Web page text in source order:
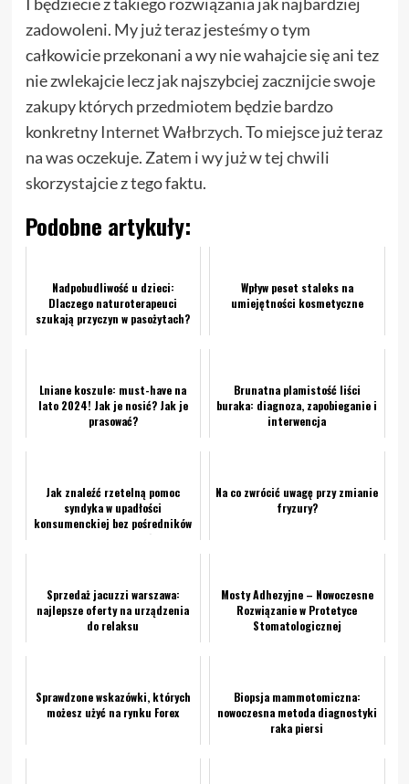
zadowoleni. My już teraz jesteśmy o tym
całkowicie przekonani a wy nie wahajcie się ani tez
nie zwlekajcie lecz jak najszybciej zacznijcie swoje
zakupy których przedmiotem będzie bardzo
konkretny Internet Wałbrzych. To miejsce już teraz
na was oczekuje. Zatem i wy już w tej chwili
skorzystajcie z tego faktu.
Podobne artykuły:
Nadpobudliwość u dzieci:
Dlaczego naturoterapeuci
szukają przyczyn w pasożytach?
Wpływ peset staleks na
umiejętności kosmetyczne
Lniane koszule: must-have na
lato 2024! Jak je nosić? Jak je
prasować?
Brunatna plamistość liści
buraka: diagnoza, zapobieganie i
interwencja
Jak znaleźć rzetelną pomoc
syndyka w upadłości
konsumenckiej bez pośredników
i ryzyka nadużyć
Na co zwrócić uwagę przy zmianie
fryzury?
Sprzedaż jacuzzi warszawa:
najlepsze oferty na urządzenia
do relaksu
Mosty Adhezyjne – Nowoczesne
Rozwiązanie w Protetyce
Stomatologicznej
Sprawdzone wskazówki, których
możesz użyć na rynku Forex
Biopsja mammotomiczna:
nowoczesna metoda diagnostyki
raka piersi